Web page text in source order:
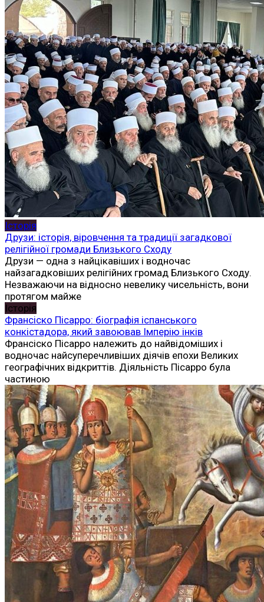
Історія
Друзи: історія, віровчення та традиції загадкової
релігійної громади Близького Сходу
Друзи — одна з найцікавіших і водночас
найзагадковіших релігійних громад Близького Сходу.
Незважаючи на відносно невелику чисельність, вони
протягом майже
Історія
Франсіско Пісарро: біографія іспанського
конкістадора, який завоював Імперію інків
Франсіско Пісарро належить до найвідоміших і
водночас найсуперечливіших діячів епохи Великих
географічних відкриттів. Діяльність Пісарро була
частиною